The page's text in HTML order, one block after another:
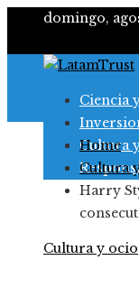
domingo,
Ciencia
Cultura
Home
Cultura
Harry
Cultura y ocio